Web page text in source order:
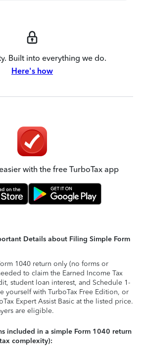
Built into everything we do.
Here's how
with the free TurboTax app
Details about Filing Simple Form
1040 return only (no forms or
to claim the Earned Income Tax
student loan interest, and Schedule 1-
yourself with TurboTax Free Edition, or
Expert Assist Basic at the listed price.
are eligible.
included in a simple Form 1040 return
complexity):